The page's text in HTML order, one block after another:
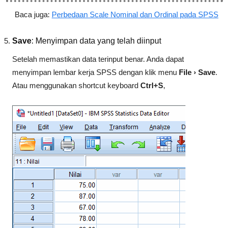
Baca juga: Perbedaan Scale Nominal dan Ordinal pada SPSS
Save: Menyimpan data yang telah diinput
Setelah memastikan data terinput benar. Anda dapat
menyimpan lembar kerja SPSS dengan klik menu File › Save.
Atau menggunakan shortcut keyboard Ctrl+S,